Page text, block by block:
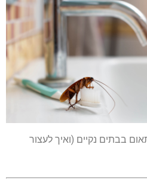
בבתים נקיים (ואיך לעצור